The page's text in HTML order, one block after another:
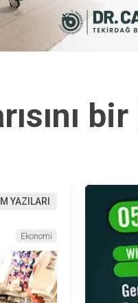
YAZILARI
Ekonomi